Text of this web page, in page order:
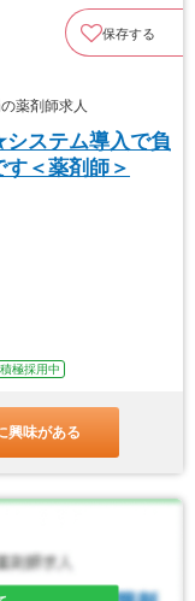
保存する
薬剤師求人
ステム導入で負
＜薬剤師＞
積極採用中
興味がある